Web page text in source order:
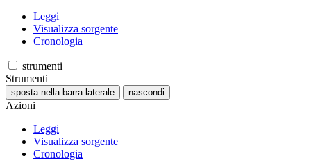
Leggi
Visualizza sorgente
Cronologia
strumenti
Strumenti
sposta nella barra laterale nascondi
Azioni
Leggi
Visualizza sorgente
Cronologia